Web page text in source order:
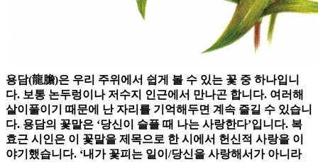
용담(龍膽)은 우리 주위에서 쉽게 볼 수 있는 꽃 중 하나입니
다. 보통 논두렁이나 저수지 인근에서 만나곤 합니다. 여러해
살이풀이기 때문에 난 자리를 기억해두면 계속 즐길 수 있습니
다. 용담의 꽃말은 ‘당신이 슬플 때 나는 사랑한다’입니다. 복
효근 시인은 이 꽃말을 제목으로 한 시에서 헌신적 사랑을 이
야기했습니다. ‘내가 꽃피는 일이/당신을 사랑해서가 아니라